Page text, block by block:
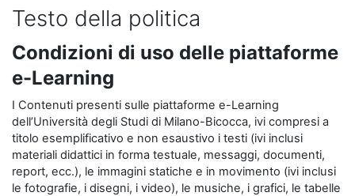
Testo della politica
Condizioni di uso delle piattaforme
e-Learning
I Contenuti presenti sulle piattaforme e-Learning
dell’Università degli Studi di Milano-Bicocca, ivi compresi a
titolo esemplificativo e non esaustivo i testi (ivi inclusi
materiali didattici in forma testuale, messaggi, documenti,
report, ecc.), le immagini statiche e in movimento (ivi inclusi
le fotografie, i disegni, i video), le musiche, i grafici, le tabelle